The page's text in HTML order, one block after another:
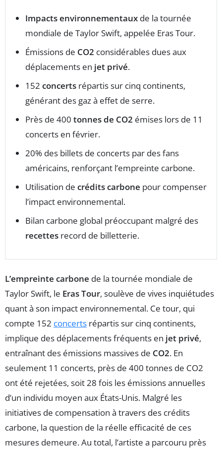
Impacts environnementaux de la tournée
mondiale de Taylor Swift, appelée Eras Tour.
Émissions de CO2 considérables dues aux
déplacements en jet privé.
152 concerts répartis sur cinq continents,
générant des gaz à effet de serre.
Près de 400 tonnes de CO2 émises lors de 11
concerts en février.
20% des billets de concerts par des fans
américains, renforçant l’empreinte carbone.
Utilisation de crédits carbone pour compenser
l’impact environnemental.
Bilan carbone global préoccupant malgré des
recettes record de billetterie.
L’empreinte carbone de la tournée mondiale de
Taylor Swift, le Eras Tour, soulève de vives inquiétudes
quant à son impact environnemental. Ce tour, qui
compte 152 concerts répartis sur cinq continents,
implique des déplacements fréquents en jet privé,
entraînant des émissions massives de CO2. En
seulement 11 concerts, près de 400 tonnes de CO2
ont été rejetées, soit 28 fois les émissions annuelles
d’un individu moyen aux États-Unis. Malgré les
initiatives de compensation à travers des crédits
carbone, la question de la réelle efficacité de ces
mesures demeure. Au total, l’artiste a parcouru près